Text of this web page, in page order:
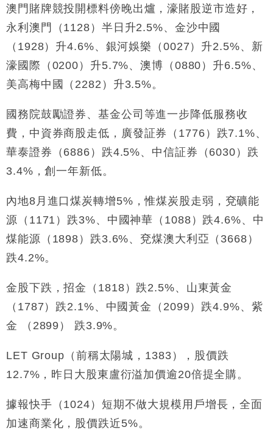
澳門賭牌競投開標料傍晚出爐，濠賭股逆市造好，
永利澳門（1128）半日升2.5%、金沙中國
（1928）升4.6%、銀河娛樂（0027）升2.5%、新
濠國際（0200）升5.7%、澳博（0880）升6.5%、
美高梅中國（2282）升3.5%。
國務院鼓勵證券、基金公司等進一步降低服務收
費，中資券商股走低，廣發証券（1776）跌7.1%、
華泰證券（6886）跌4.5%、中信証券（6030）跌
3.4%，創一年新低。
內地8月進口煤炭轉增5%，惟煤炭股走弱，兗礦能
源（1171）跌3%、中國神華（1088）跌4.6%、中
煤能源（1898）跌3.6%、兗煤澳大利亞（3668）
跌4.2%。
金股下跌，招金（1818）跌2.5%、山東黃金
（1787）跌2.1%、中國黃金（2099）跌4.9%、紫
金 （2899） 跌3.9%。
LET Group（前稱太陽城，1383），股價跌
12.7%，昨日大股東盧衍溢加價逾20倍提全購。
據報快手（1024）短期不做大規模用戶增長，全面
加速商業化，股價跌近5%。